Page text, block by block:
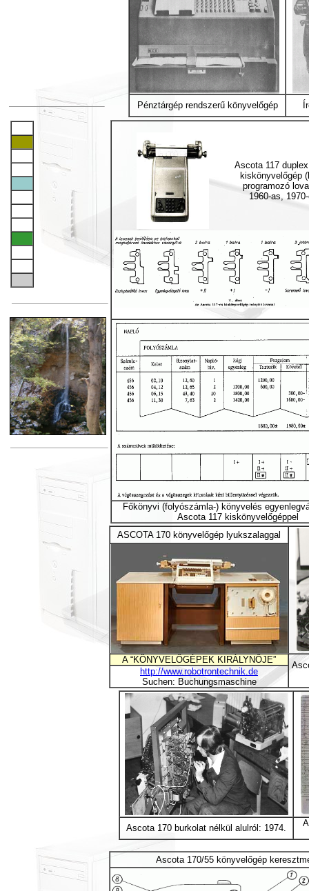
Pénztárgép rendszerű könyvelőgép
Ascota 117
kiskönyvelőgép
programozó
1960-as,
Főkönyvi (folyószámla-) könyvelés
Ascota 117 kiskönyvelőgéppel
ASCOTA 170 könyvelőgép lyukszalaggal
A “KÖNYVELŐGÉPEK KIRÁLYNŐJE”
http://www.robotrontechnik.de
Suchen: Buchungsmaschine
Ascota 170 burkolat nélkül alulról: 1974.
Ascota 170/55 könyvelőgép